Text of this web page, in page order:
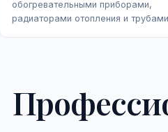
обогревательными приборами,
радиаторами отопления и трубами